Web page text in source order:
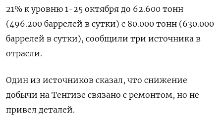
21% к уровню 1-25 октября до 62.600 тонн
(496.200 баррелей в сутки) с 80.000 тонн (630.000
баррелей в сутки), сообщили три источника в
отрасли.
Один из источников сказал, что снижение
добычи на Тенгизе связано с ремонтом, но не
привел деталей.